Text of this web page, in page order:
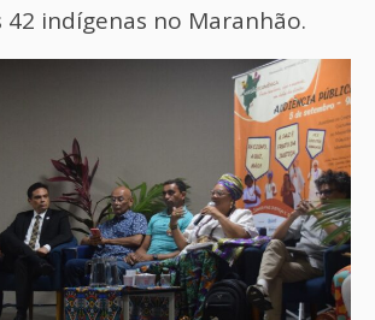
42 indígenas no Maranhão.